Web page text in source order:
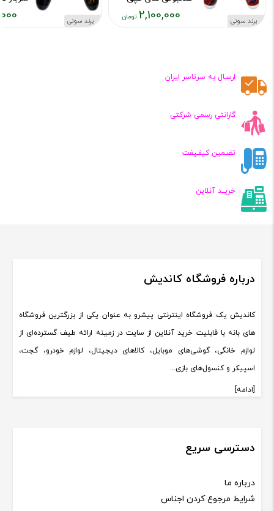
برند سونی
کد محصول :10015973
2,100,000 برند سونی
کد محصول
ارسـال به سرتاسر ایران
گارانتی رسمی شرکتی
تضـمین کیفـیفت
خریــد آنلاین
درباره فروشگاه کاندیش
کاندیش یک فروشگاه اینترنتی پیشرو به عنوان یکی از بزرگترین فروشگاه
های بانه با قابلیت خرید آنلاین از سایت در زمینه ارائه طیف گسترده‌ای از
لوازم خانگی، گوشی‌های موبایل، کالاهای دیجیتال، لوازم خودرو، گجت،
اسپیکر و کنسول‌های بازی...
[ادامه]
دسترسی سریع
درباره ما
شرایط مرجوع کردن اجناس